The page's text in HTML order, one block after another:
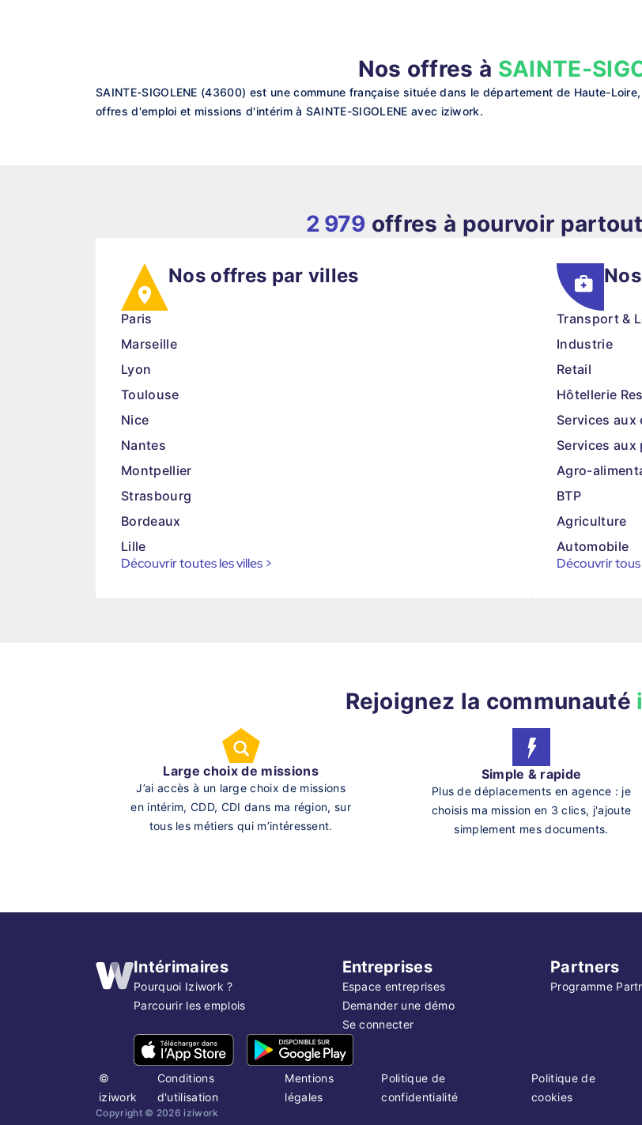
Nos offres à SAINTE-
SAINTE-SIGOLENE (43600) est une commune française située dans le département de Haute-
offres d'emploi et missions d'intérim à SAINTE-SIGOLENE avec iziwork.
2 979 offres à pourvoir
Nos offres par villes
Paris
Marseille
Lyon
Toulouse
Nice
Nantes
Montpellier
Strasbourg
Bordeaux
Lille
Découvrir toutes les villes >
Transport &
Industrie
Retail
Hôtellerie
Services aux
Services
Agro-
BTP
Agriculture
Automobile
Découvrir
Rejoignez la communauté
Large choix de missions
J’ai accès à un large choix de missions
en intérim, CDD, CDI dans ma région, sur
tous les métiers qui m’intéressent.
Simple & rapide
Plus de déplacements en agence : je
choisis ma mission en 3 clics, j'ajoute
simplement mes documents.
Intérimaires
Pourquoi Iziwork ?
Parcourir les emplois
Entreprises
Espace entreprises
Demander une démo
Se connecter
Partners
Programme
©
iziwork
Conditions
d'utilisation
Mentions
légales
Politique de
confidentialité
Politique de
cookies
Copyright © 2026 iziwork